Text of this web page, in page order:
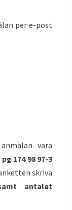
per e-post
vara
pg 174 98 97-3
skriva
antalet